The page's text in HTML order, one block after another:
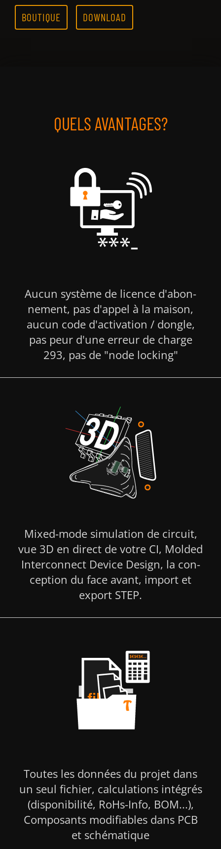
BOUTIQUE DOWNLOAD
QUELS AVANTAGES?
Aucun système de licence d'abo­n­
nement, pas d'appel à la maison,
aucun code d'activation / dongle,
pas peur d'une erreur de charge
293, pas de "node locking"
Mixed-mode simulation de circuit,
vue 3D en direct de votre CI, Molded
Inter­connect Device Design, la con­
ception du face avant, import et
export STEP.
Toutes les données du projet dans
un seul fichier, calculations intégrés
(disponibilité, RoHs-Info, BOM...),
Composants modifiables dans PCB
et schématique